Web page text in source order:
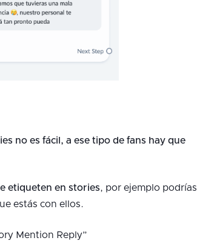
no es fácil, a ese tipo de fans hay que
etiqueten en stories, por ejemplo podrías
estás con ellos.
Mention Reply”